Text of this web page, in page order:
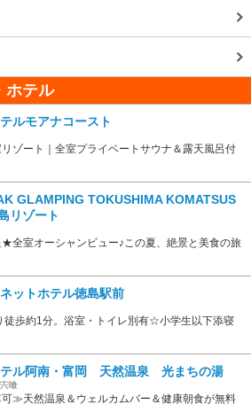
ホテル
ルモアナコースト
ゾート｜全室プライベートサウナ＆露天風呂付
GLAMPING TOKUSHIMA KOMATSUS
リゾート
全室オーシャンビュー♪この夏、絶景と美食の旅
ットホテル徳島駅前
徒歩約1分。浴室・トイレ別有☆小学生以下添寝
テル阿南・富岡 天然温泉 光まちの湯
喰
≫天然温泉＆ウェルカムバー＆健康朝食が無料